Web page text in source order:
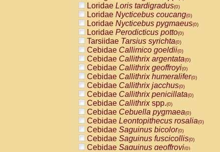
Atelidae Lagothrix lagothricha
AtelidaeLagothrix lagothricha cana
PitheciidaeCacajao calvus
PitheciidaeCallicebus cupreus
PitheciidaeCallicebus donacophilus
PitheciidaeCallicebus moloch
PitheciidaeCallicebus torquatus
PitheciidaeCallicebusspp.(0)
PitheciidaeChiropotes satanas(0)
PitheciidaePithecia monachus
PitheciidaePithecia pithecia(0)
CercopithecidaeCercocebus agilis
CercopithecidaeCercocebus
CercopithecidaeCercocebus
CercopithecidaeCercocebus
CercopithecidaeCercocebus
CercopithecidaeCercocebushybrid
Loridae Loris tardigradus(0)
Loridae Nycticebus coucang(0)
Loridae Nycticebus pygmaeus(0)
Loridae Perodicticus potto(0)
Tarsiidae Tarsius syrichta(0)
Cebidae Callimico goeldii(0)
Cebidae Callithrix argentata(0)
Cebidae Callithrix geoffroyi(0)
Cebidae Callithrix humeralifer(0)
Cebidae Callithrix jacchus(0)
Cebidae Callithrix penicillata(0)
Cebidae Callithrixspp.(0)
Cebidae Cebuella pygmaea(0)
Cebidae Leontopithecus rosalia(0)
Cebidae Saguinus bicolor(0)
Cebidae Saguinus fuscicollis(0)
Cebidae Saguinus geoffroyi(0)